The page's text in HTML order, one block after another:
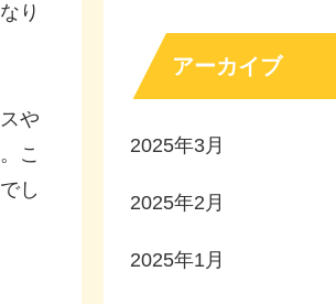
り
や
こ
し
アーカイブ
2025年3月
2025年2月
2025年1月